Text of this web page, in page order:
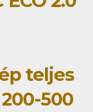
teljes
500